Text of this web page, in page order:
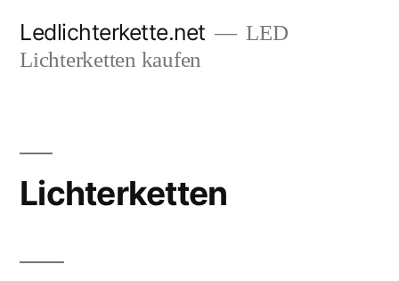
Inhalt
Ledlichterkette.net
LED
Lichterketten kaufen
Lichterketten